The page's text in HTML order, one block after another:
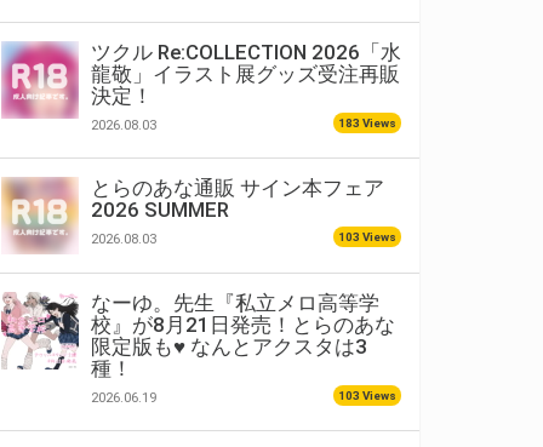
ツクル Re:COLLECTION 2026「水
龍敬」イラスト展グッズ受注再販
決定！
2026.08.03 183 Views
とらのあな通販 サイン本フェア
2026 SUMMER
2026.08.03 103 Views
なーゆ。先生『私立メロ高等学
校』が8月21日発売！とらのあな
限定版も♥ なんとアクスタは3
種！
2026.06.19 103 Views